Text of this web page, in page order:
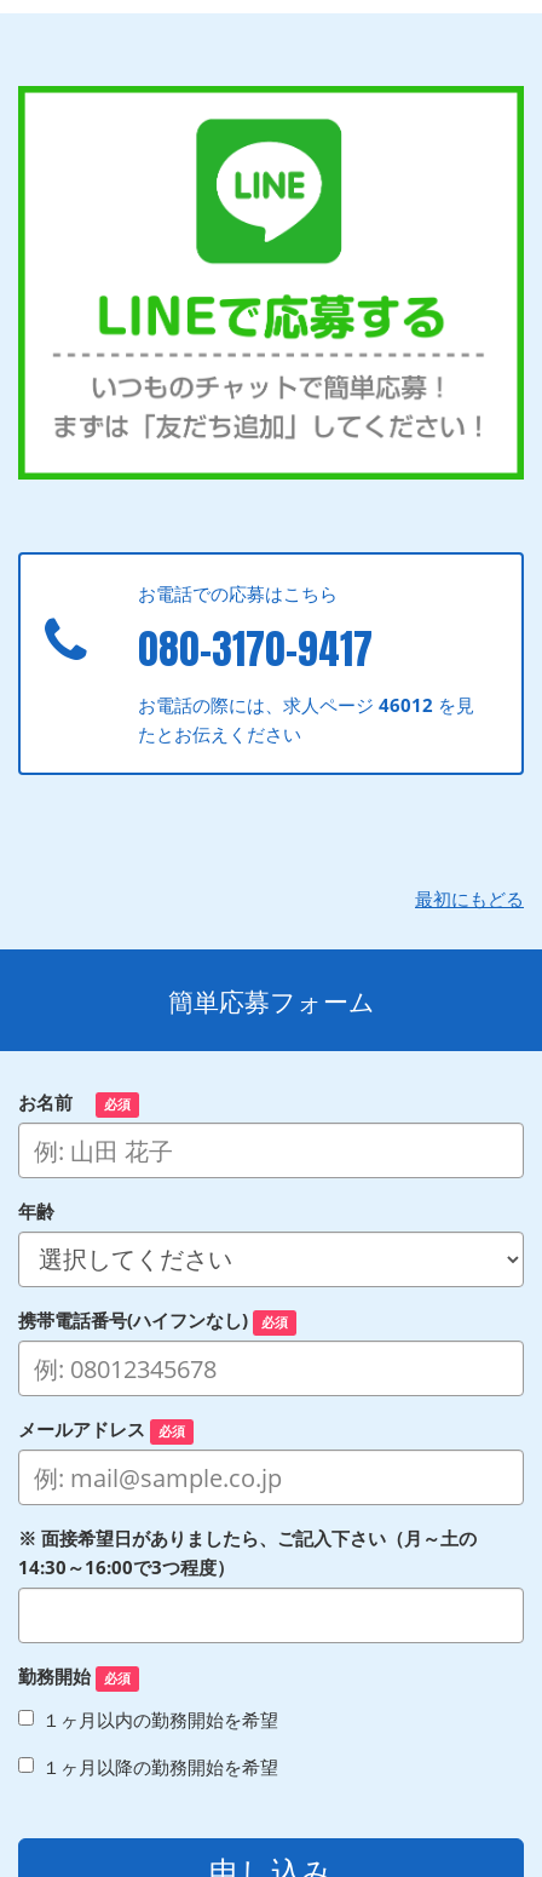
お電話での応募はこちら
080-3170-9417
お電話の際には、求人ページ46012 を見
たとお伝えください
最初にもどる
簡単応募フォーム
お名前 必須
年齢
携帯電話番号(ハイフンなし) 必須
メールアドレス 必須
※ 面接希望日がありましたら、ご記入下さい（月～土の
14:30～16:00で3つ程度）
勤務開始 必須
１ヶ月以内の勤務開始を希望
１ヶ月以降の勤務開始を希望